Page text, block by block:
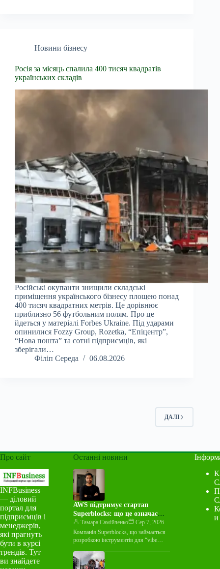
Новини бізнесу
Росія за місяць спалила 400 тисяч квадратів
українських складів
Російські окупанти знищили складські
приміщення українського бізнесу площею понад
400 тисяч квадратних метрів. Це дорівнює
приблизно 56 футбольним полям. Про це
йдеться у матеріалі Forbes Ukraine. Під ударами
опинилися Fozzy Group, Rozetka, “Епіцентр”,
“Нова пошта” та сотні підприємців, які
зберігали…
Філіп Середа
06.08.2026
ДАЛІ
Про сайт
INFBusiness
— діловий
портал для
підприємців і
менеджерів,
які прагнуть
бути в курсі
трендів. Тут
ви знайдете
Останні новини
AWS підтримує стартап
Superblocks: що це означає
для індустрії
Тамара Самійленко
Сер 7, 2026
Компанія Superblocks, що займається
розробкою інструментів для “vibe
угоду про спільний маркетинг із
Amazon Web Services…
и